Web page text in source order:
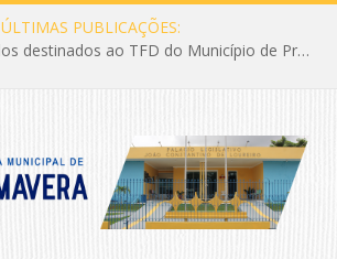
ÚLTIMAS PUBLICAÇÕES:
Entrega dos veículos destinados ao TFD do Município de Primavera